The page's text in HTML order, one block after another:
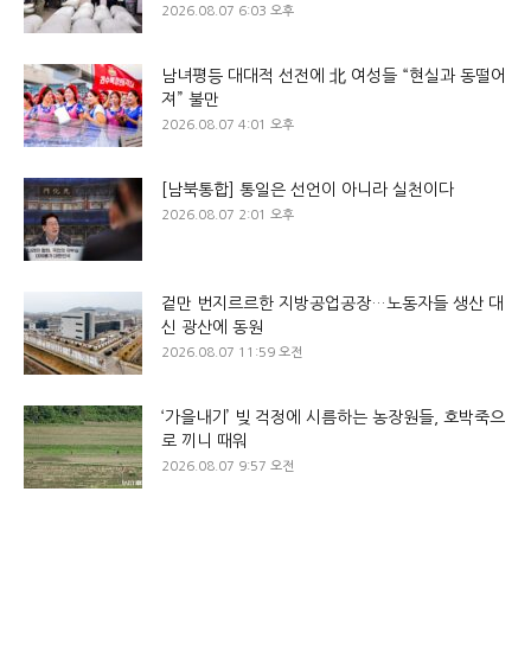
2026.08.07 6:03 오후
남녀평등 대대적 선전에 北 여성들 “현실과 동떨어
져” 불만
2026.08.07 4:01 오후
[남북통합] 통일은 선언이 아니라 실천이다
2026.08.07 2:01 오후
겉만 번지르르한 지방공업공장…노동자들 생산 대
신 광산에 동원
2026.08.07 11:59 오전
‘가을내기’ 빚 걱정에 시름하는 농장원들, 호박죽으
로 끼니 때워
2026.08.07 9:57 오전